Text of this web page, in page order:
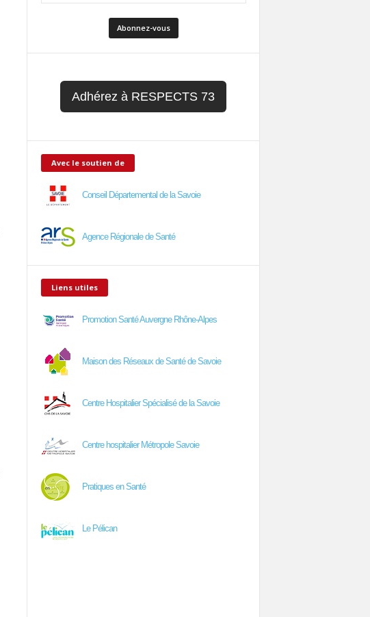
Adhérez à RESPECTS 73
Avec le soutien de
Conseil Départemental de la Savoie
Agence Régionale de Santé
Liens utiles
Promotion Santé Auvergne Rhône-Alpes
Maison des Réseaux de Santé de Savoie
Centre Hospitalier Spécialisé de la Savoie
Centre hospitalier Métropole Savoie
Pratiques en Santé
Le Pélican